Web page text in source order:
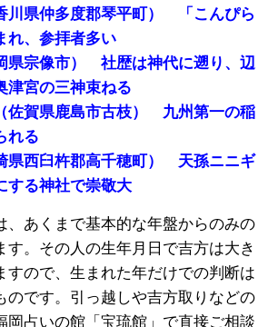
川県仲多度郡琴平町） 「こんぴら
れ、参拝者多い
県宗像市） 社歴は神代に遡り、辺
津宮の三神束ねる
佐賀県鹿島市古枝） 九州第一の稲
れる
県西臼杵郡高千穂町） 天孫ニニギ
する神社で崇敬大
、あくまで基本的な年盤からのみの
す。その人の生年月日で吉方は大き
すので、生まれた年だけでの判断は
のです。引っ越しや吉方取りなどの
岡占いの館「宝琉館」で直接ご相談